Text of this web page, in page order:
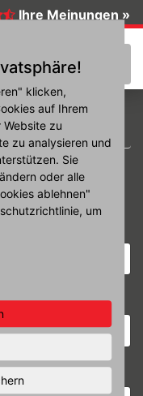
klicken,
auf Ihrem
zu
zu analysieren und
Sie
oder alle
ablehnen"
um
Ihre Meinungen »